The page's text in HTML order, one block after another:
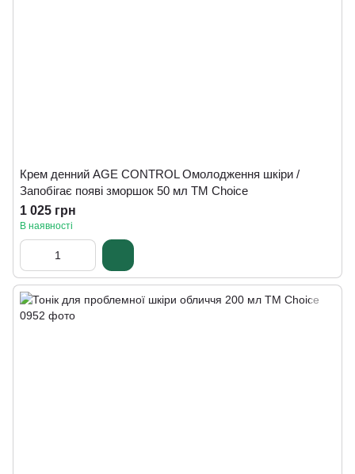
Крем денний AGE CONTROL Омолодження шкіри /
Запобігає появі зморшок 50 мл ТМ Сhoice
1 025 грн
В наявності